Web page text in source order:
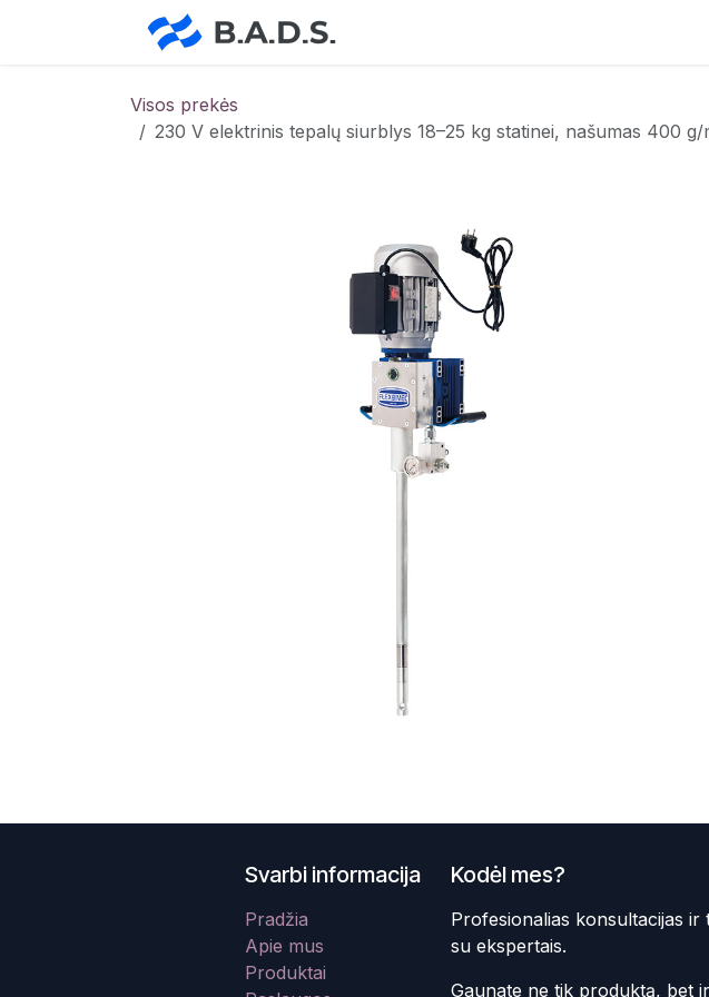
Visos prekės
230 V elektrinis tepalų siurblys 18–25 kg statinei, našumas 400
Kodėl mes?
Profesionalias konsultacijas ir
su ekspertais.
Gaunate ne tik produktą, bet
Svarbi informacija
Pradžia
Apie mus
Produktai